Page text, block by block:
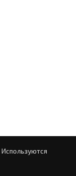
Используются